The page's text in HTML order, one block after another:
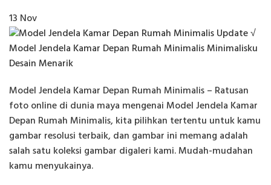
13 Nov
Model Jendela Kamar Depan Rumah Minimalis – Ratusan
foto online di dunia maya mengenai Model Jendela Kamar
Depan Rumah Minimalis, kita pilihkan tertentu untuk kamu
gambar resolusi terbaik, dan gambar ini memang adalah
salah satu koleksi gambar digaleri kami. Mudah-mudahan
kamu menyukainya.